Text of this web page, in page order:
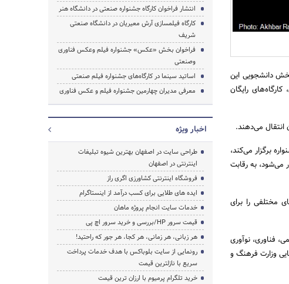
دانشجویی این
رایگان
انتقال می‌دهند.
برگزار می‌کند،
می‌شود، به رقابت
مختلفی را برای
فناوری، نوآوری
وزارت فرهنگ و
انتشار فراخوان کارگاه جشنواره صنعتی در دانشگاه هنر
کارگاه فیلمسازی آرش معیریان در دانشگاه صنعتی
شریف
فراخوان بخش «عکس» جشنواره فیلم‌ وعکس فناوری
وصنعتی
اساتید سینما در کارگاه‌های جشنواره فیلم صنعتی
معرفی مدیران چهارمین جشنواره فیلم و عکس فناوری
اخبار ویژه
طراحی سایت در اصفهان بهترین شیوه تبلیغات
اینترنتی در اصفهان
فروشگاه اینترنتی کشاورزی اگری راز
ایده های طلایی برای کسب درآمد از اینستاگرام
خدمات سایت انجام پروژه ماهان
قیمت سرور HP/بررسی و خرید سرور اچ پی
هر زبانی، هر زمانی، هر کجا، هر جور که راحتید!
رونمایی از سایت بلوباکس با هدف خدمات پرداخت
سریع با نازلترین قیمت
خرید تلگرام پرمیوم با ارزان ترین قیمت